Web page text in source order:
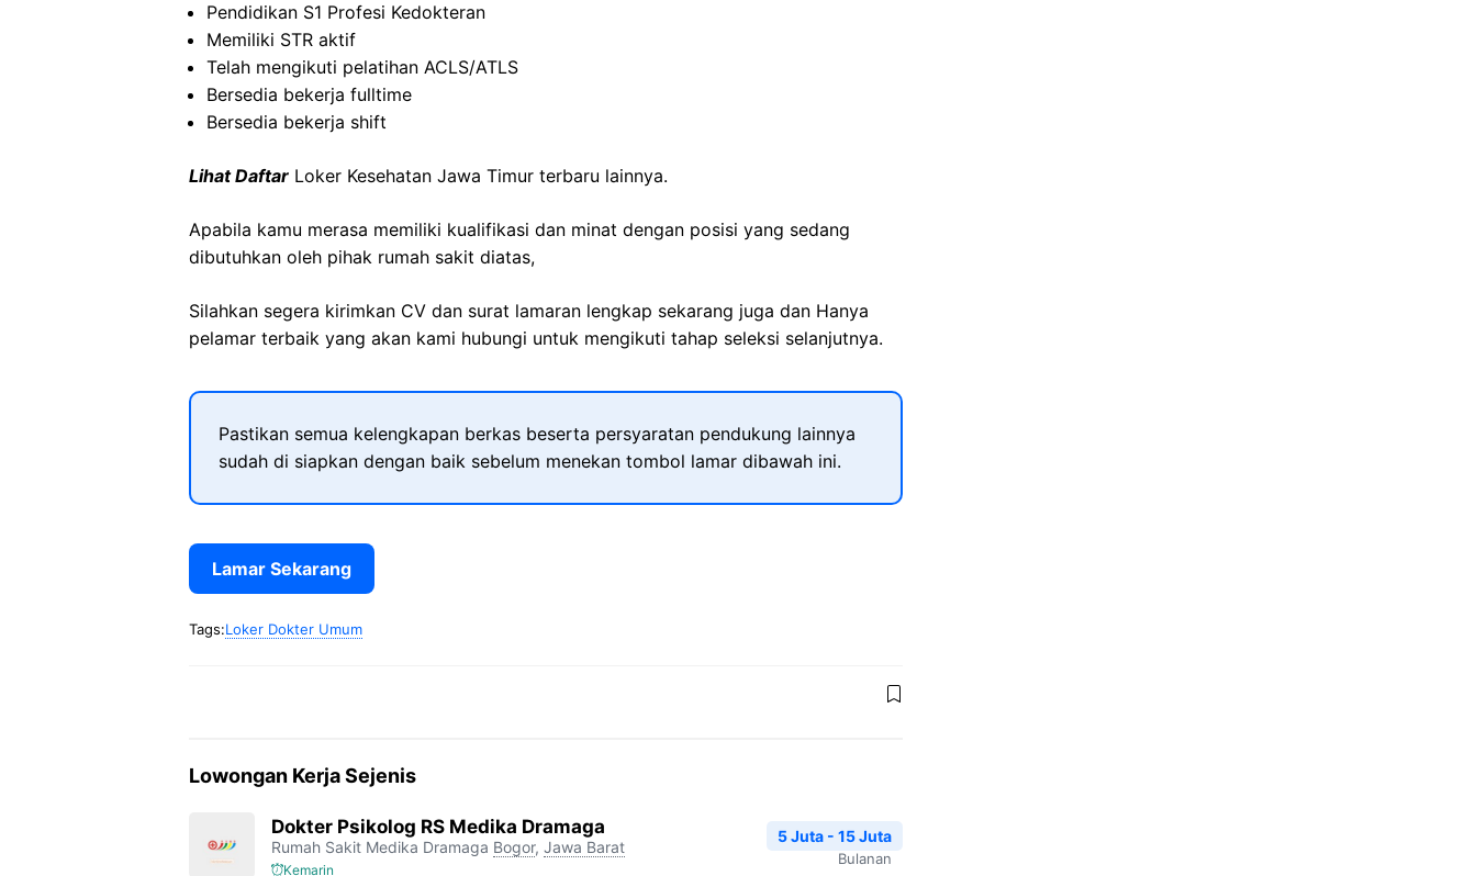
Pendidikan S1 Profesi Kedokteran
Memiliki STR aktif
Telah mengikuti pelatihan ACLS/ATLS
Bersedia bekerja fulltime
Bersedia bekerja shift
Lihat Daftar Loker Kesehatan Jawa Timur terbaru lainnya.
Apabila kamu merasa memiliki kualifikasi dan minat dengan posisi yang sedang
dibutuhkan oleh pihak rumah sakit diatas,
Silahkan segera kirimkan CV dan surat lamaran lengkap sekarang juga dan Hanya
pelamar terbaik yang akan kami hubungi untuk mengikuti tahap seleksi selanjutnya.
Pastikan semua kelengkapan berkas beserta persyaratan pendukung lainnya
sudah di siapkan dengan baik sebelum menekan tombol lamar dibawah ini.
Lamar Sekarang
Tags:Loker Dokter Umum
Lowongan Kerja Sejenis
Dokter Psikolog RS Medika Dramaga
Rumah Sakit Medika Dramaga Bogor, Jawa Barat
Kemarin
5 Juta - 15 Juta
Bulanan